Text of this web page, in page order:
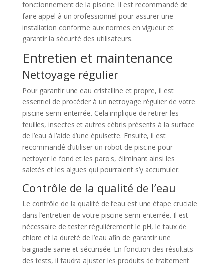
fonctionnement de la piscine. Il est recommandé de
faire appel à un professionnel pour assurer une
installation conforme aux normes en vigueur et
garantir la sécurité des utilisateurs.
Entretien et maintenance
Nettoyage régulier
Pour garantir une eau cristalline et propre, il est
essentiel de procéder à un nettoyage régulier de votre
piscine semi-enterrée. Cela implique de retirer les
feuilles, insectes et autres débris présents à la surface
de l’eau à l’aide d’une épuisette. Ensuite, il est
recommandé d’utiliser un robot de piscine pour
nettoyer le fond et les parois, éliminant ainsi les
saletés et les algues qui pourraient s’y accumuler.
Contrôle de la qualité de l’eau
Le contrôle de la qualité de l’eau est une étape cruciale
dans l’entretien de votre piscine semi-enterrée. Il est
nécessaire de tester régulièrement le pH, le taux de
chlore et la dureté de l’eau afin de garantir une
baignade saine et sécurisée. En fonction des résultats
des tests, il faudra ajuster les produits de traitement